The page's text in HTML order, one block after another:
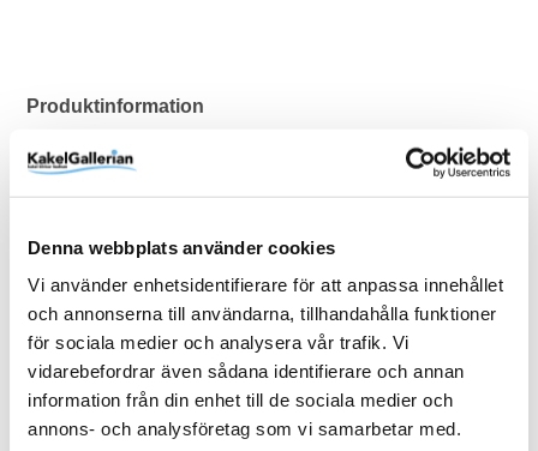
Denna webbplats använder cookies
Vi använder enhetsidentifierare för att anpassa innehållet
och annonserna till användarna, tillhandahålla funktioner
för sociala medier och analysera vår trafik. Vi
vidarebefordrar även sådana identifierare och annan
information från din enhet till de sociala medier och
annons- och analysföretag som vi samarbetar med.
Produktinformation
SKU / artikelnummer:
Duschbyggarna/SQARP/Storleksguide (sv) B9007-90SVH-
Duschbyggarna/SQARP/Skötselråd (sv) B9007-90SVH-DB-
2.pdf
Duschbyggarna/SQARP/Monteringsanvisning (sv) B9007-
90SVH-DB-3.pdf